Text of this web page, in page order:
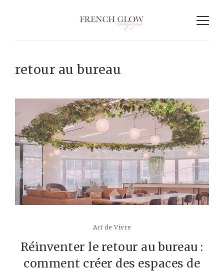
retour au bureau
Art de Vivre
Réinventer le retour au bureau :
comment créer des espaces de